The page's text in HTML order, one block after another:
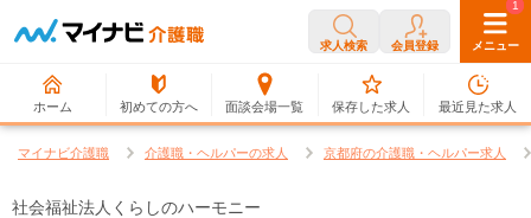
求人検索 会員登録 メニュー
ホーム 初めての方へ 面談会場一覧
0
保存した求人
1
最近見た求人
マイナビ介護職 介護職・ヘルパーの求人 京都府の介護職・ヘルパー求人
社会福祉法人くらしのハーモニー